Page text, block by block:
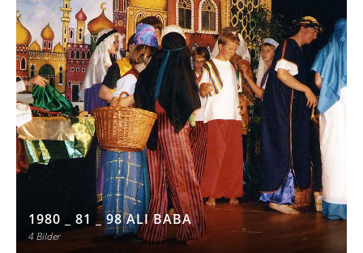
1980 _ 81 _ 98 ALI BABA
4 Bilder